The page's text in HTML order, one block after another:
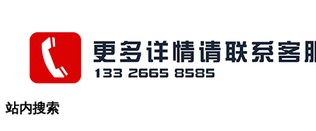
站内搜索